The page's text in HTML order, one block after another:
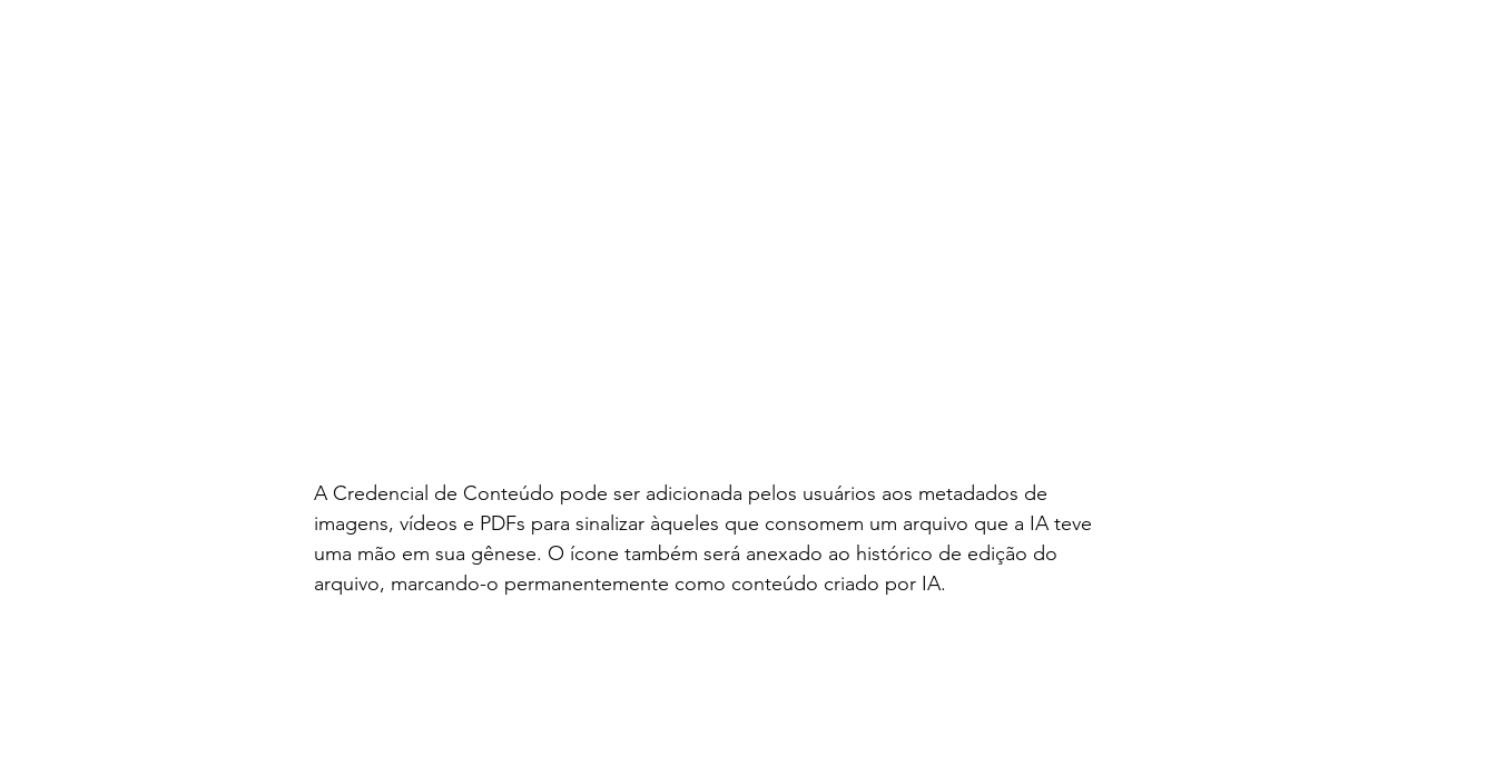
A Credencial de Conteúdo pode ser adicionada pelos usuários aos metadados de
imagens, vídeos e PDFs para sinalizar àqueles que consomem um arquivo que a IA teve
uma mão em sua gênese. O ícone também será anexado ao histórico de edição do
arquivo, marcando-o permanentemente como conteúdo criado por IA.